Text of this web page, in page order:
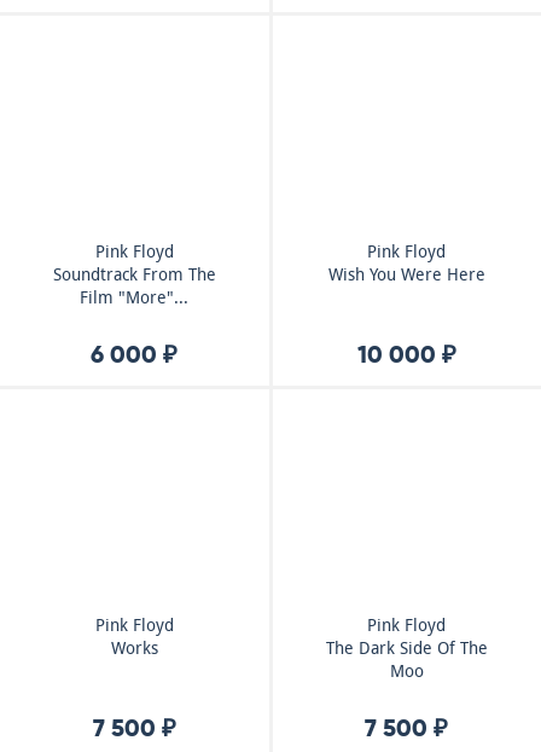
Pink Floyd
Soundtrack From The
Film "More"...
6 000 ₽
Pink Floyd
Wish You Were Here
10 000 ₽
Pink Floyd
Works
7 500 ₽
Pink Floyd
The Dark Side Of The
Moo
7 500 ₽